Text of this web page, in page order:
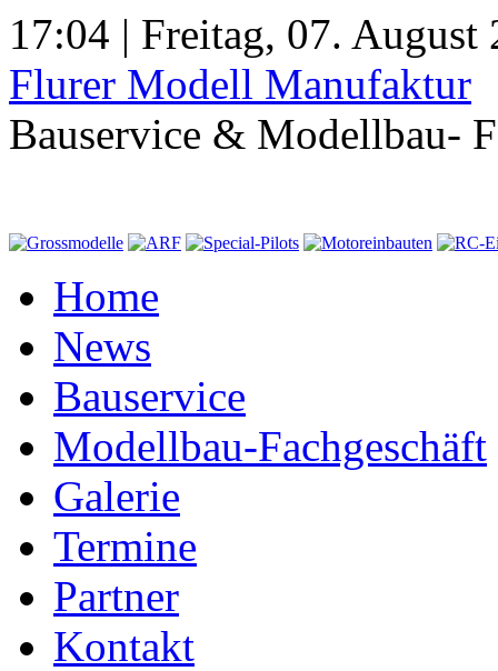
17:04 | Freitag, 07. August
Flurer Modell Manufaktur
Bauservice & Modellbau-
Home
News
Bauservice
Modellbau-Fachgeschäft
Galerie
Termine
Partner
Kontakt